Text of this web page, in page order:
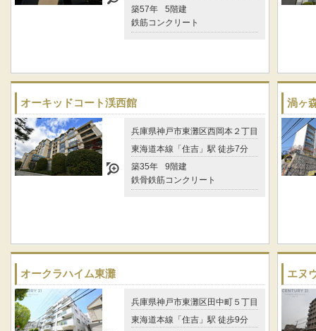
築57年
5階建
鉄筋コンクリート
オーキッドコート渓西館
兵庫県神戸市東灘区西岡本２丁目
東海道本線「住吉」駅 徒歩7分
築35年
9階建
鉄骨鉄筋コンクリート
渦ヶ
オークラハイム東灘
兵庫県神戸市東灘区田中町５丁目
東海道本線「住吉」駅 徒歩9分
エヌ